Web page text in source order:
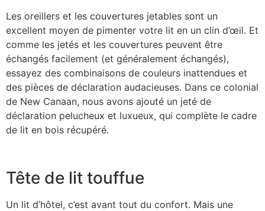
Les oreillers et les couvertures jetables sont un
excellent moyen de pimenter votre lit en un clin d’œil. Et
comme les jetés et les couvertures peuvent être
échangés facilement (et généralement échangés),
essayez des combinaisons de couleurs inattendues et
des pièces de déclaration audacieuses. Dans ce colonial
de New Canaan, nous avons ajouté un jeté de
déclaration pelucheux et luxueux, qui complète le cadre
de lit en bois récupéré.
Tête de lit touffue
Un lit d’hôtel, c’est avant tout du confort. Mais une